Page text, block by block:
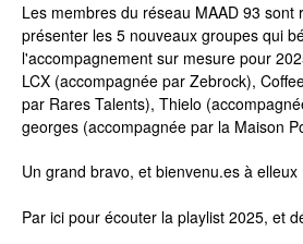
Les membres du réseau MAAD 93 sont
présenter les 5 nouveaux groupes qui
l'accompagnement sur mesure pour
LCX (accompagnée par Zebrock),
par Rares Talents), Thielo
georges (accompagnée par la Maison
Un grand bravo, et bienvenu.es à elleux
Par ici pour écouter la playlist 2025, et